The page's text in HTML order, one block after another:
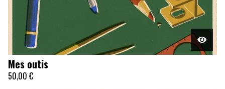
Mes outis
50,00 €